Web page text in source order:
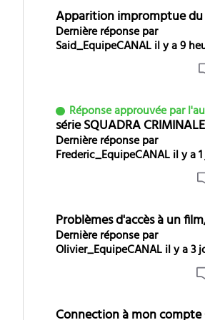
Dernière réponse par
Said_EquipeCANAL il y a 9
Réponse approuvée par
série SQUADRA CRIMINALE
Dernière réponse par
Frederic_EquipeCANAL il y a
Dernière réponse par
Olivier_EquipeCANAL il y a 3